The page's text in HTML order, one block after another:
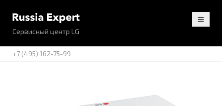
Сервисный центр LG
+7 (495) 162-75-99